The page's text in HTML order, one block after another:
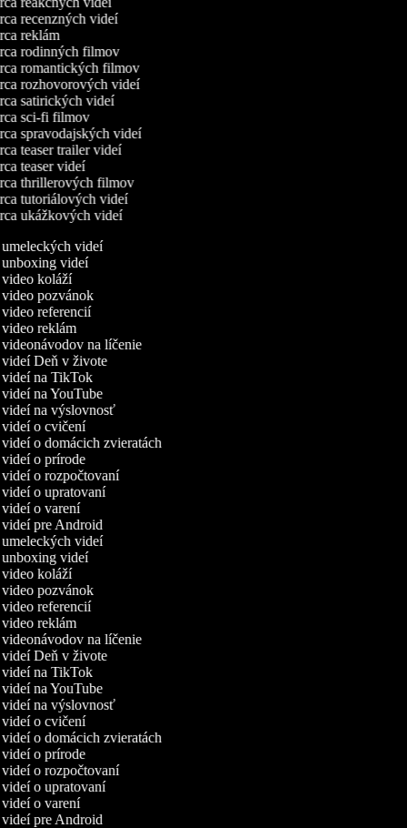
recenzných videí
reklám
rodinných filmov
romantických filmov
rozhovorových videí
satirických videí
sci-fi filmov
spravodajských videí
teaser trailer videí
teaser videí
thrillerových filmov
tutoriálových videí
ukážkových videí
umeleckých videí
unboxing videí
video koláží
video pozvánok
video referencií
video reklám
videonávodov na líčenie
videí Deň v živote
videí na TikTok
videí na YouTube
videí na výslovnosť
videí o cvičení
videí o domácich zvieratách
videí o prírode
videí o rozpočtovaní
videí o upratovaní
videí o varení
videí pre Android
umeleckých videí
unboxing videí
video koláží
video pozvánok
video referencií
video reklám
videonávodov na líčenie
videí Deň v živote
videí na TikTok
videí na YouTube
videí na výslovnosť
videí o cvičení
videí o domácich zvieratách
videí o prírode
videí o rozpočtovaní
videí o upratovaní
videí o varení
videí pre Android